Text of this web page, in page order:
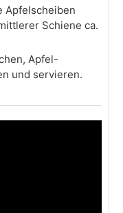
Apfelscheiben
Schiene ca.
Apfel-
und servieren.